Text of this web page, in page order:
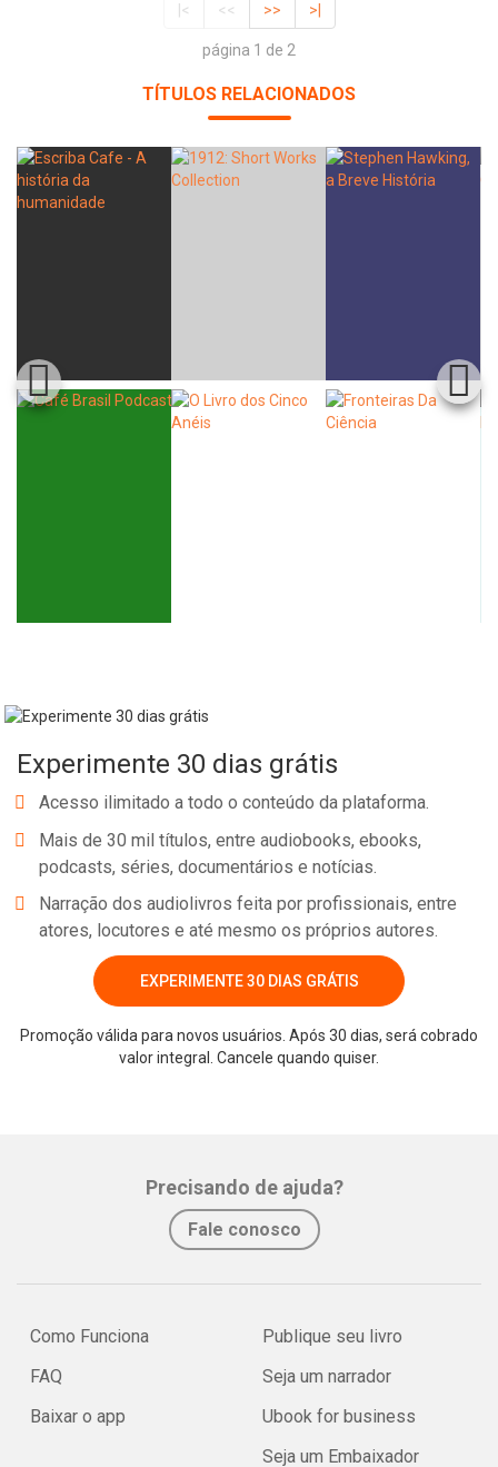
|< << >> >|
página 1 de 2
TÍTULOS RELACIONADOS
Experimente 30 dias grátis
Acesso ilimitado a todo o conteúdo da plataforma.
Mais de 30 mil títulos, entre audiobooks, ebooks,
podcasts, séries, documentários e notícias.
Narração dos audiolivros feita por profissionais, entre
atores, locutores e até mesmo os próprios autores.
EXPERIMENTE 30 DIAS GRÁTIS
Promoção válida para novos usuários. Após 30 dias, será cobrado
valor integral. Cancele quando quiser.
Precisando de ajuda?
Fale conosco
Como Funciona
FAQ
Baixar o app
Publique seu livro
Seja um narrador
Ubook for business
Seja um Embaixador